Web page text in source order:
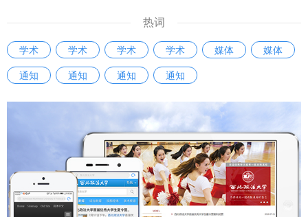
热词
学术 学术 学术 学术 媒体
媒体
通知
通知 通知 通知